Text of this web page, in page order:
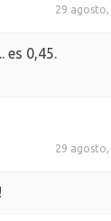
29 agosto,
0,45.
29 agosto,